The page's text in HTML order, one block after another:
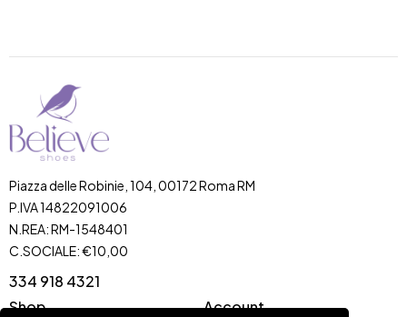
Piazza delle Robinie, 104, 00172 Roma RM
P.IVA 14822091006
N.REA: RM-1548401
C.SOCIALE: €10,00
334 918 4321
Shop
Account